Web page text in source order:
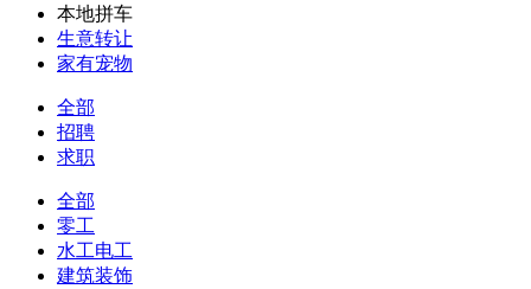
本地拼车
生意转让
家有宠物
全部
招聘
求职
全部
零工
水工电工
建筑装饰